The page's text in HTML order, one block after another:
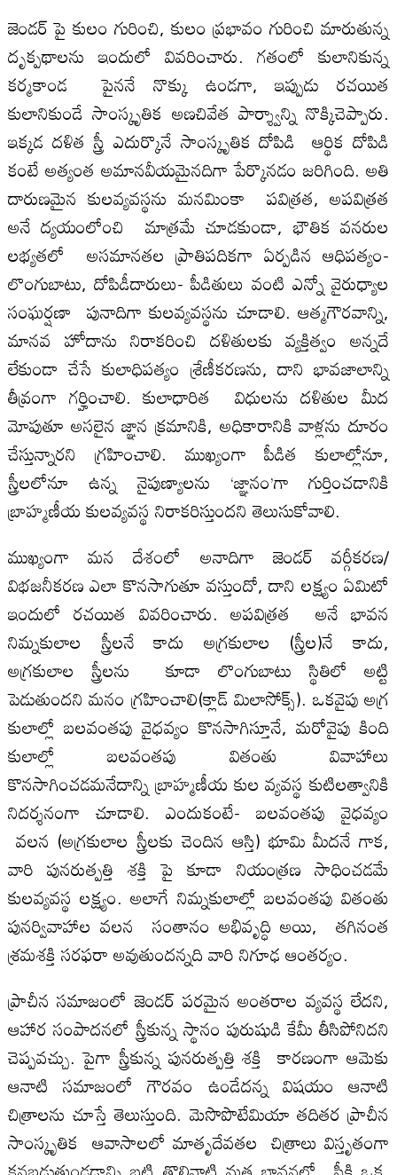
జెండర్ పై కులం గురించి, కులం ప్రభావం గురించి మారుతున్న
దృక్పథాలను ఇందులో వివరించారు. గతంలో కులానికున్న
కర్మకాండ పైననే నొక్కు ఉండగా, ఇప్పుడు రచయిత
కులానికుండే సాంస్కృతిక అణచివేత పార్శ్వాన్ని నొక్కిచెప్పారు.
ఇక్కడ దళిత స్త్రీ ఎదుర్కొనే సాంస్కృతిక దోపిడి ఆర్థిక దోపిడి
కంటే అత్యంత అమానవీయమైనదిగా పేర్కొనడం జరిగింది. అతి
దారుణమైన కులవ్యవస్థను మనమింకా పవిత్రత, అపవిత్రత
అనే ద్యయంలోంచి మాత్రమే చూడకుండా, భౌతిక వనరుల
లభ్యతలో అసమానతల ప్రాతిపదికగా ఏర్పడిన ఆధిపత్యం-
లొంగుబాటు, దోపిడీదారులు- పీడితులు వంటి ఎన్నో వైరుధ్యాల
సంఘర్షణా పునాదిగా కులవ్యవస్థను చూడాలి. ఆత్మగౌరవాన్ని,
మానవ హోదాను నిరాకరించి దళితులకు వ్యక్తిత్వం అన్నదే
లేకుండా చేసే కులాధిపత్యం శ్రేణీకరణను, దాని భావజాలాన్ని
తీవ్రంగా గర్హించాలి. కులాధారిత విధులను దళితుల మీద
మోపుతూ అసలైన జ్ఞాన క్రమానికి, అధికారానికి వాళ్లను దూరం
చేస్తున్నారని గ్రహించాలి. ముఖ్యంగా పీడిత కులాల్లోనూ,
స్త్రీలలోనూ ఉన్న నైపుణ్యాలను ‘జ్ఞానం’గా గుర్తించడానికి
బ్రాహ్మణీయ కులవ్యవస్థ నిరాకరిస్తుందని తెలుసుకోవాలి.
ముఖ్యంగా మన దేశంలో అనాదిగా జెండర్ వర్గీకరణ/
విభజనీకరణ ఎలా కొనసాగుతూ వస్తుందో, దాని లక్ష్యం ఏమిటో
ఇందులో రచయిత వివరించారు. అపవిత్రత అనే భావన
నిమ్నకులాల స్త్రీలనే కాదు అగ్రకులాల (స్త్రీల)నే కాదు,
అగ్రకులాల స్త్రీలను కూడా లొంగుబాటు స్థితిలో అట్టి
పెడుతుందని మనం గ్రహించాలి(క్లాడ్ మిలాసోక్స్). ఒకవైపు అగ్ర
కులాల్లో బలవంతపు వైధవ్యం కొనసాగిస్తూనే, మరోవైపు కింది
కులాల్లో బలవంతపు వితంతు వివాహాలు
కొనసాగించడమనేదాన్ని బ్రాహ్మణీయ కుల వ్యవస్థ కుటిలత్వానికి
నిదర్శనంగా చూడాలి. ఎందుకంటే- బలవంతపు వైధవ్యం
వలన (అగ్రకులాల స్త్రీలకు చెందిన ఆస్తి) భూమి మీదనే గాక,
వారి పునరుత్పత్తి శక్తి పై కూడా నియంత్రణ సాధించడమే
కులవ్యవస్థ లక్ష్యం. అలాగే నిమ్నకులాల్లో బలవంతపు వితంతు
పునర్వివాహాల వలన సంతానం అభివృద్ధి అయి, తగినంత
శ్రమశక్తి సరఫరా అవుతుందన్నది వారి నిగూఢ ఆంతర్యం.
ప్రాచీన సమాజంలో జెండర్ పరమైన అంతరాల వ్యవస్థ లేదని,
ఆహార సంపాదనలో స్త్రీకున్న స్థానం పురుషుడి కేమీ తీసిపోనిదని
చెప్పవచ్చు. పైగా స్త్రీకున్న పునరుత్పత్తి శక్తి కారణంగా ఆమెకు
ఆనాటి సమాజంలో గౌరవం ఉండేదన్న విషయం ఆనాటి
చిత్రాలను చూస్తే తెలుస్తుంది. మెసొపొటేమియా తదితర ప్రాచీన
సాంస్కృతిక ఆవాసాలలో మాతృదేవతల చిత్రాలు విస్తృతంగా